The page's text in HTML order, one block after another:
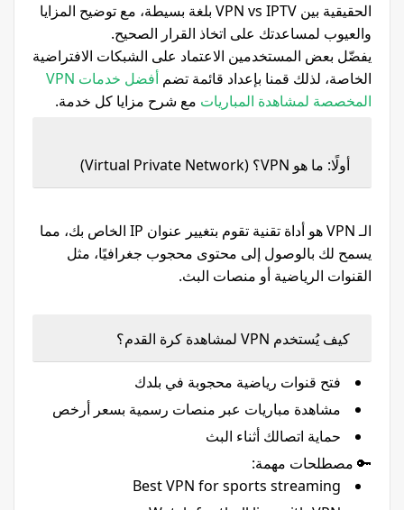
الحقيقية بين VPN vs IPTV بلغة بسيطة، مع توضيح المزايا
والعيوب لمساعدتك على اتخاذ القرار الصحيح.
يفضّل بعض المستخدمين الاعتماد على الشبكات الافتراضية
الخاصة، لذلك قمنا بإعداد قائمة تضم
أفضل خدمات VPN
المخصصة لمشاهدة المباريات مع شرح مزايا كل خدمة.
أولًا: ما هو VPN؟ (Virtual Private Network)
الـ VPN هو أداة تقنية تقوم بتغيير عنوان IP الخاص بك، مما
يسمح لك بالوصول إلى محتوى محجوب جغرافيًا، مثل
القنوات الرياضية أو منصات البث.
كيف يُستخدم VPN لمشاهدة كرة القدم؟
فتح قنوات رياضية محجوبة في بلدك
مشاهدة مباريات عبر منصات رسمية بسعر أرخص
حماية اتصالك أثناء البث
🔑 مصطلحات مهمة: